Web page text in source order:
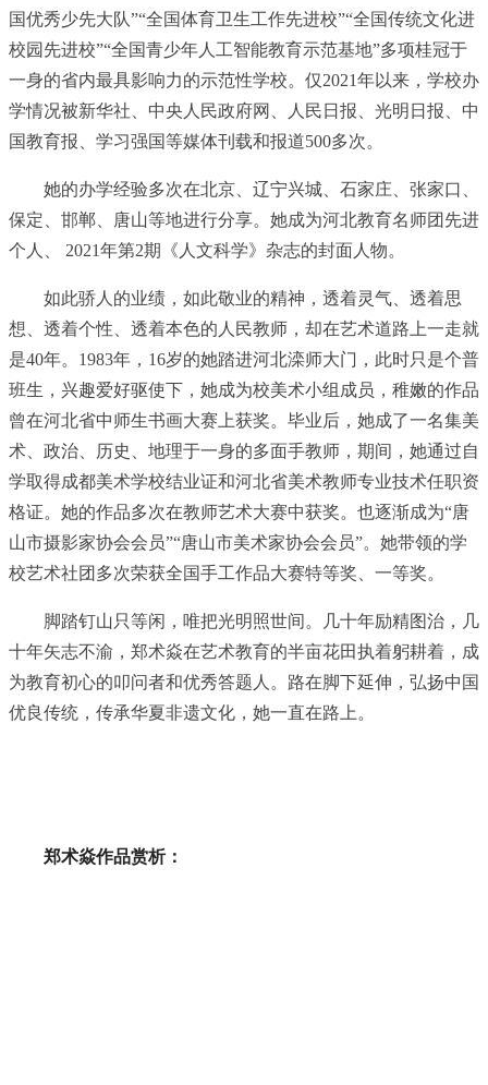
国优秀少先大队”“全国体育卫生工作先进校”“全国传统文化进
校园先进校”“全国青少年人工智能教育示范基地”多项桂冠于
一身的省内最具影响力的示范性学校。仅2021年以来，学校办
学情况被新华社、 中央人民政府网、人民日报、光明日报、中
国教育报、学习强国等媒体刊载和报道500多次。
她的办学经验多次在北京、辽宁兴城、石家庄、张家口、
保定、邯郸、唐山等地进行分享。她成为河北教育名师团先进
个人、 2021年第2期《人文科学》杂志的封面人物。
如此骄人的业绩，如此敬业的精神，透着灵气、透着思
想、透着个性、透着本色的人民教师，却在艺术道路上一走就
是40年。1983年，16岁的她踏进河北滦师大门，此时只是个普
班生，兴趣爱好驱使下，她成为校美术小组成员，稚嫩的作品
曾在河北省中师生书画大赛上获奖。毕业后，她成了一名集美
术、 政治、历史、地理于一身的多面手教师，期间，她通过自
学取得成都美术学校结业证和河北省美术教师专业技术任职资
格证。她的作品多次在教师艺术大赛中获奖。也逐渐成为“唐
山市摄影家协会会员”“唐山市美术家协会会员”。她带领的学
校艺术社团多次荣获全国手工作品大赛特等奖、一等奖。
脚踏钉山只等闲，唯把光明照世间。几十年励精图治，几
十年矢志不渝，郑术焱在艺术教育的半亩花田执着躬耕着，成
为教育初心的叩问者和优秀答题人。路在脚下延伸，弘扬中国
优良传统，传承华夏非遗文化，她一直在路上。
郑术焱作品赏析：